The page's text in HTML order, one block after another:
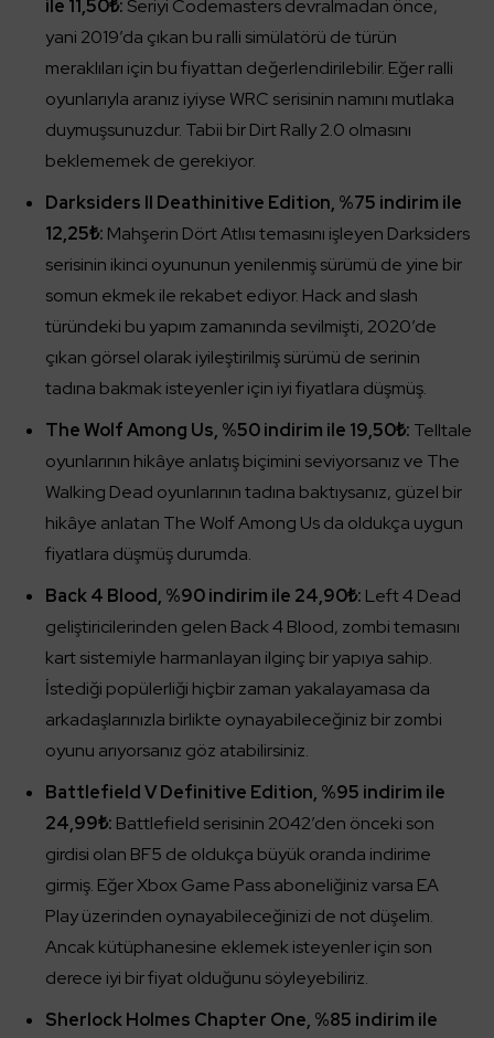
ile 11,50₺: Seriyi Codemasters devralmadan önce,
yani 2019’da çıkan bu ralli simülatörü de türün
meraklıları için bu fiyattan değerlendirilebilir. Eğer ralli
oyunlarıyla aranız iyiyse WRC serisinin namını mutlaka
duymuşsunuzdur. Tabii bir Dirt Rally 2.0 olmasını
beklememek de gerekiyor.
Darksiders II Deathinitive Edition, %75 indirim ile
12,25₺: Mahşerin Dört Atlısı temasını işleyen Darksiders
serisinin ikinci oyununun yenilenmiş sürümü de yine bir
somun ekmek ile rekabet ediyor. Hack and slash
türündeki bu yapım zamanında sevilmişti, 2020’de
çıkan görsel olarak iyileştirilmiş sürümü de serinin
tadına bakmak isteyenler için iyi fiyatlara düşmüş.
The Wolf Among Us, %50 indirim ile 19,50₺: Telltale
oyunlarının hikâye anlatış biçimini seviyorsanız ve The
Walking Dead oyunlarının tadına baktıysanız, güzel bir
hikâye anlatan The Wolf Among Us da oldukça uygun
fiyatlara düşmüş durumda.
Back 4 Blood, %90 indirim ile 24,90₺: Left 4 Dead
geliştiricilerinden gelen Back 4 Blood, zombi temasını
kart sistemiyle harmanlayan ilginç bir yapıya sahip.
İstediği popülerliği hiçbir zaman yakalayamasa da
arkadaşlarınızla birlikte oynayabileceğiniz bir zombi
oyunu arıyorsanız göz atabilirsiniz.
Battlefield V Definitive Edition, %95 indirim ile
24,99₺: Battlefield serisinin 2042’den önceki son
girdisi olan BF5 de oldukça büyük oranda indirime
girmiş. Eğer Xbox Game Pass aboneliğiniz varsa EA
Play üzerinden oynayabileceğinizi de not düşelim.
Ancak kütüphanesine eklemek isteyenler için son
derece iyi bir fiyat olduğunu söyleyebiliriz.
Sherlock Holmes Chapter One, %85 indirim ile